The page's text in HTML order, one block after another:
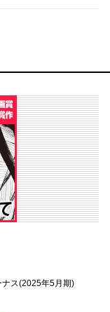
ス(2025年5月期)